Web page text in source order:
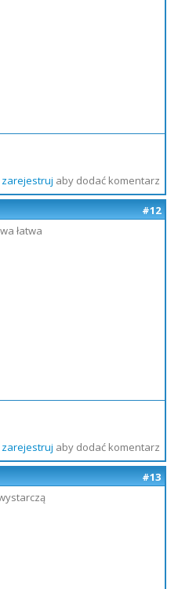
zarejestruj aby dodać komentarz
#12
łatwa
zarejestruj aby dodać komentarz
#13